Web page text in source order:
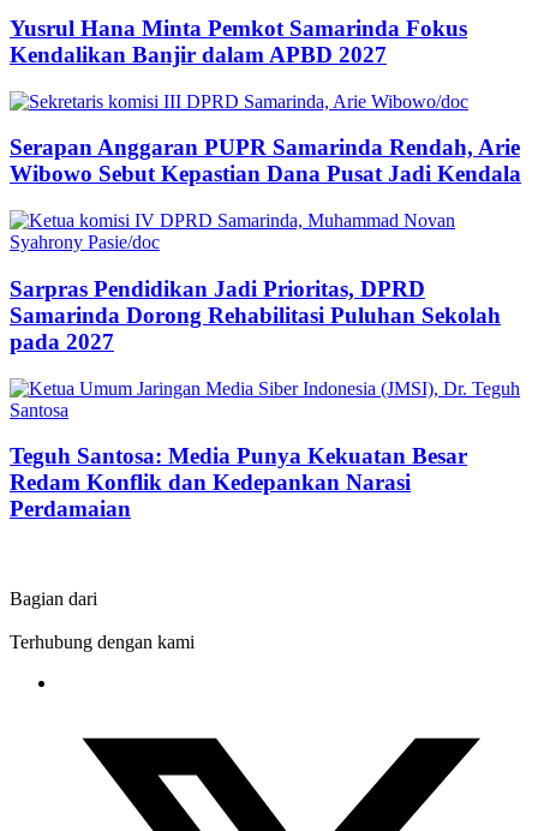
Yusrul Hana Minta Pemkot Samarinda Fokus
Kendalikan Banjir dalam APBD 2027
Serapan Anggaran PUPR Samarinda Rendah, Arie
Wibowo Sebut Kepastian Dana Pusat Jadi Kendala
Sarpras Pendidikan Jadi Prioritas, DPRD
Samarinda Dorong Rehabilitasi Puluhan Sekolah
pada 2027
Teguh Santosa: Media Punya Kekuatan Besar
Redam Konflik dan Kedepankan Narasi
Perdamaian
Bagian dari
Terhubung dengan kami